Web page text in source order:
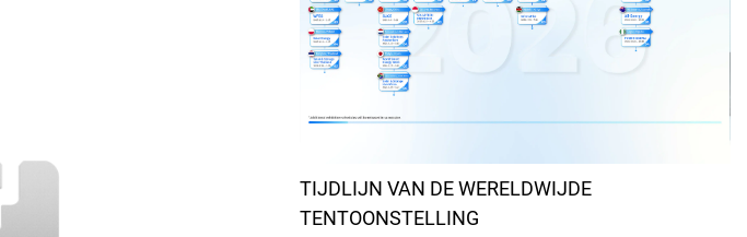
TIJDLIJN VAN DE WERELDWIJDE
TENTOONSTELLING